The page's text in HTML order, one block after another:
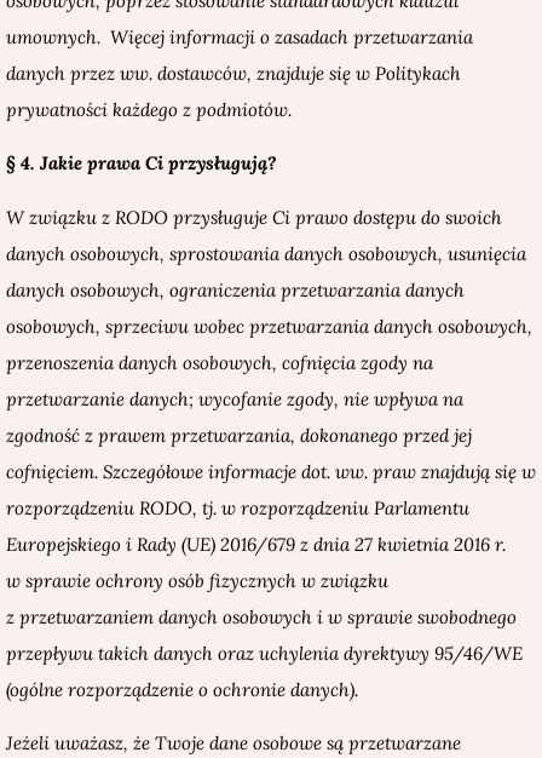
umownych. Więcej informacji o zasadach przetwarzania
danych przez ww. dostawców, znajduje się w Politykach
prywatności każdego z podmiotów.
§ 4. Jakie prawa Ci przysługują?
W związku z RODO przysługuje Ci prawo dostępu do swoich
danych osobowych, sprostowania danych osobowych, usunięcia
danych osobowych, ograniczenia przetwarzania danych
osobowych, sprzeciwu wobec przetwarzania danych osobowych,
przenoszenia danych osobowych, cofnięcia zgody na
przetwarzanie danych; wycofanie zgody, nie wpływa na
zgodność z prawem przetwarzania, dokonanego przed jej
cofnięciem. Szczegółowe informacje dot. ww. praw znajdują się w
rozporządzeniu RODO, tj. w rozporządzeniu Parlamentu
Europejskiego i Rady (UE) 2016/679 z dnia 27 kwietnia 2016 r.
w sprawie ochrony osób fizycznych w związku
z przetwarzaniem danych osobowych i w sprawie swobodnego
przepływu takich danych oraz uchylenia dyrektywy 95/46/WE
(ogólne rozporządzenie o ochronie danych).
Jeżeli uważasz, że Twoje dane osobowe są przetwarzane